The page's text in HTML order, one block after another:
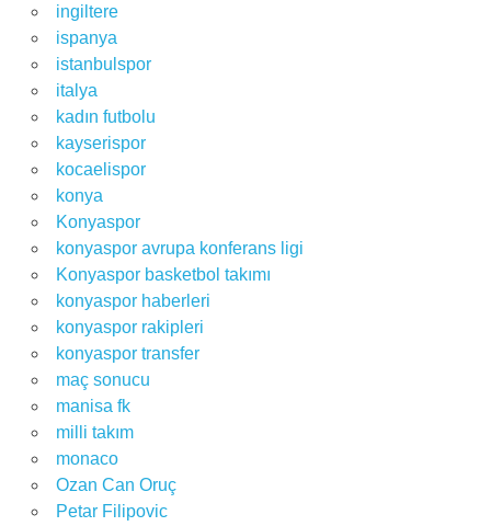
ingiltere
ispanya
istanbulspor
italya
kadın futbolu
kayserispor
kocaelispor
konya
Konyaspor
konyaspor avrupa konferans ligi
Konyaspor basketbol takımı
konyaspor haberleri
konyaspor rakipleri
konyaspor transfer
maç sonucu
manisa fk
milli takım
monaco
Ozan Can Oruç
Petar Filipovic